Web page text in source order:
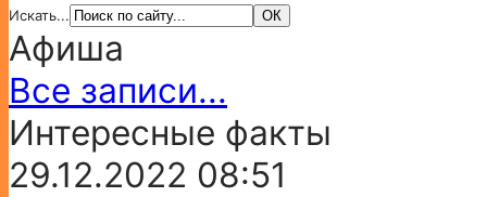
Искать...
Афиша
Все записи...
Интересные факты
29.12.2022 08:51